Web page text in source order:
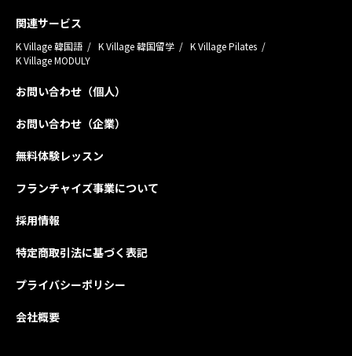
関連サービス
K Village 韓国語 K Village 韓国留学
K Village Pilates
K Village MODULY
お問い合わせ（個人）
お問い合わせ（企業）
無料体験レッスン
フランチャイズ事業について
採用情報
特定商取引法に基づく表記
プライバシーポリシー
会社概要